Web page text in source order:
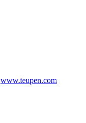
www.teupen.com